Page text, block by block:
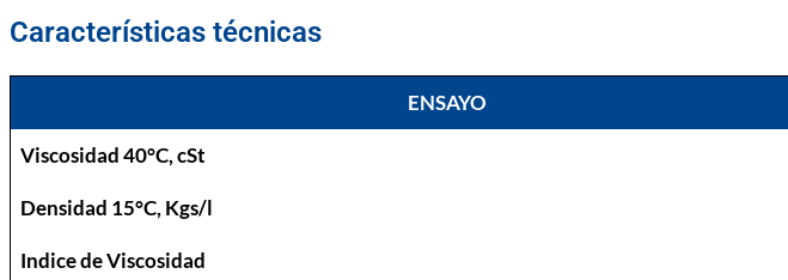
Características técnicas
ENSAYO
Viscosidad 40°C, cSt
Densidad 15°C, Kgs/l
Indice de Viscosidad